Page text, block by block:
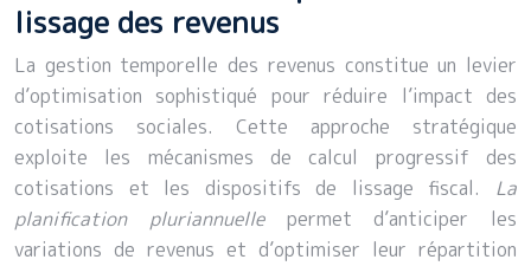
lissage des revenus
La gestion temporelle des revenus constitue un levier
d’optimisation sophistiqué pour réduire l’impact des
cotisations sociales. Cette approche stratégique
exploite les mécanismes de calcul progressif des
cotisations et les dispositifs de lissage fiscal. La
planification pluriannuellepermet d’anticiper les
variations de revenus et d’optimiser leur répartition